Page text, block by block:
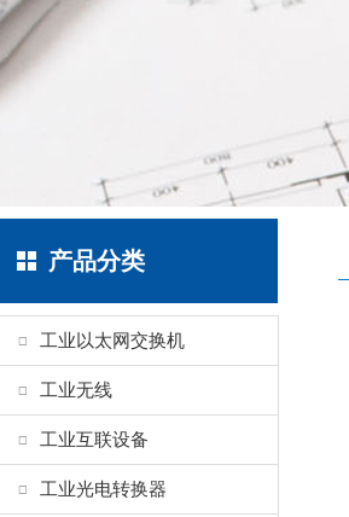
产品分类
工业以太网交换机
工业无线
工业互联设备
工业光电转换器